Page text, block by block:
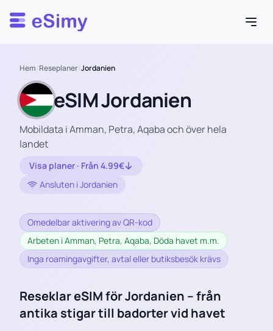
Esimy
Hem/Reseplaner/Jordanien
eSIM Jordanien
Mobildata i Amman, Petra, Aqaba och över hela
landet
Visa planer · Från 4.99€
Ansluten i Jordanien
Omedelbar aktivering av QR-kod
Arbeten i Amman, Petra, Aqaba, Döda havet m.m.
Inga roamingavgifter, avtal eller butiksbesök krävs
Reseklar eSIM för Jordanien – från
antika stigar till badorter vid havet